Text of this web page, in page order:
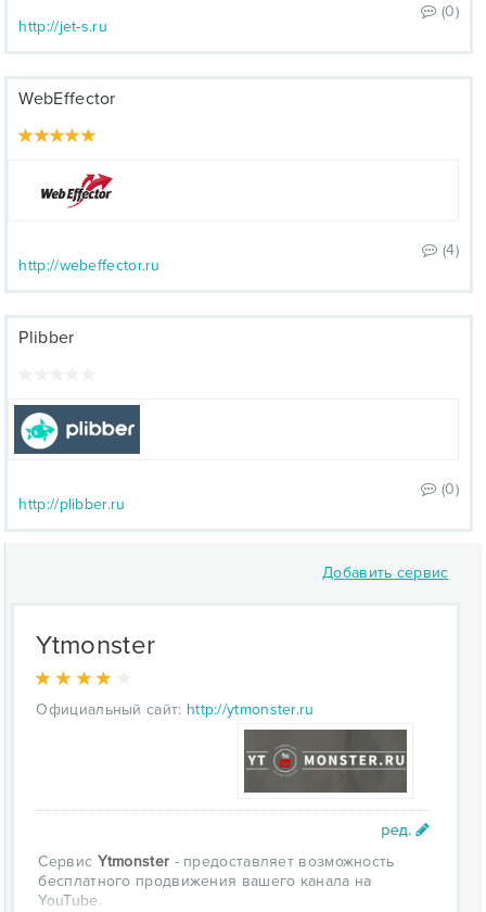
(0)
http://jet-s.ru
WebEffector
(4)
http://webeffector.ru
Plibber
(0)
http://plibber.ru
Добавить сервис
Ytmonster
Официальный сайт: http://ytmonster.ru
Сервис Ytmonster - предоставляет возможность
бесплатного продвижения вашего канала на
YouTube.